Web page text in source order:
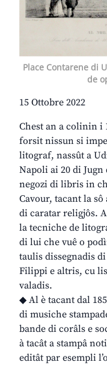
Place Contarene di
de
15 Ottobre 2022
Chest an a colinin i
forsit nissun si
litograf, nassût a
Napoli ai 20 di
negozi di libris in
Cavour, tacant la
di caratar religjôs.
la tecniche de
di lui che vuê o
taulis dissegnadis
Filippi e altris, cu
valadis.
◆ Al è tacant dal
di musiche
bande di corâls e
à tacât a stampâ
editât par esempli